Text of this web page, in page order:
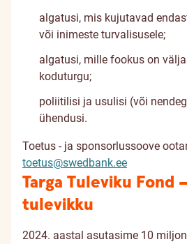
algatusi, mis kujutavad
või inimeste turvalisusele;
algatusi, mille fookus on
koduturgu;
poliitilisi ja usulisi (või
ühendusi.
Toetus - ja sponsorlussoove
toetus@swedbank.ee
Targa Tuleviku Fond
tulevikku
2024. aastal asutasime 10